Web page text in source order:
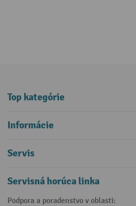
Top kategórie
Informácie
Servis
Servisná horúca linka
Podpora a poradenstvo v oblasti: